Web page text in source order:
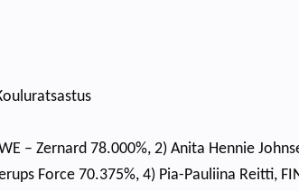
– Zernard 78.000%, 2) Anita Hennie
Force 70.375%, 4) Pia-Pauliina Reitti,